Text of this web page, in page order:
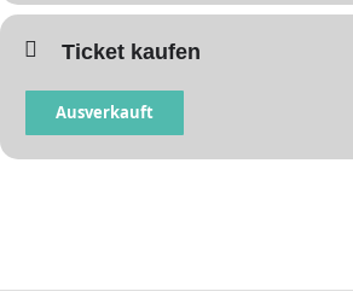
Ticket kaufen
Ausverkauft